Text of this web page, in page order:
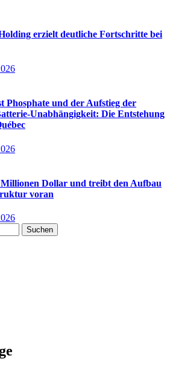
erzielt deutliche Fortschritte bei
Phosphate und der Aufstieg der
Unabhängigkeit: Die Entstehung
Dollar und treibt den Aufbau
voran